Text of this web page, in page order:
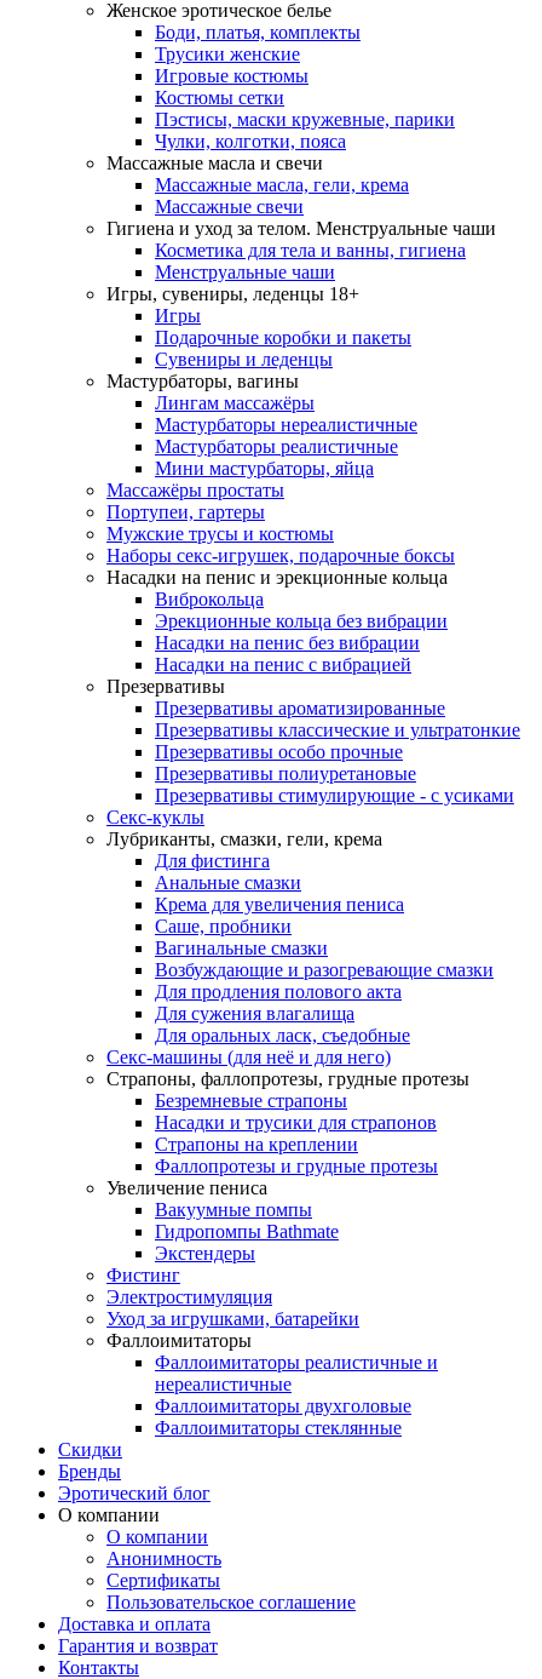
Женское эротическое белье
Боди, платья, комплекты
Трусики женские
Игровые костюмы
Костюмы сетки
Пэстисы, маски кружевные, парики
Чулки, колготки, пояса
Массажные масла и свечи
Массажные масла, гели, крема
Массажные свечи
Гигиена и уход за телом. Менструальные чаши
Косметика для тела и ванны, гигиена
Менструальные чаши
Игры, сувениры, леденцы 18+
Игры
Подарочные коробки и пакеты
Сувениры и леденцы
Мастурбаторы, вагины
Лингам массажёры
Мастурбаторы нереалистичные
Мастурбаторы реалистичные
Мини мастурбаторы, яйца
Массажёры простаты
Портупеи, гартеры
Мужские трусы и костюмы
Наборы секс-игрушек, подарочные боксы
Насадки на пенис и эрекционные кольца
Виброкольца
Эрекционные кольца без вибрации
Насадки на пенис без вибрации
Насадки на пенис с вибрацией
Презервативы
Презервативы ароматизированные
Презервативы классические и ультратонкие
Презервативы особо прочные
Презервативы полиуретановые
Презервативы стимулирующие - с усиками
Секс-куклы
Лубриканты, смазки, гели, крема
Для фистинга
Анальные смазки
Крема для увеличения пениса
Саше, пробники
Вагинальные смазки
Возбуждающие и разогревающие смазки
Для продления полового акта
Для сужения влагалища
Для оральных ласк, съедобные
Секс-машины (для неё и для него)
Страпоны, фаллопротезы, грудные протезы
Безремневые страпоны
Насадки и трусики для страпонов
Страпоны на креплении
Фаллопротезы и грудные протезы
Увеличение пениса
Вакуумные помпы
Гидропомпы Bathmate
Экстендеры
Фистинг
Электростимуляция
Уход за игрушками, батарейки
Фаллоимитаторы
Фаллоимитаторы реалистичные и
нереалистичные
Фаллоимитаторы двухголовые
Фаллоимитаторы стеклянные
Скидки
Бренды
Эротический блог
О компании
О компании
Анонимность
Сертификаты
Пользовательское соглашение
Доставка и оплата
Гарантия и возврат
Контакты